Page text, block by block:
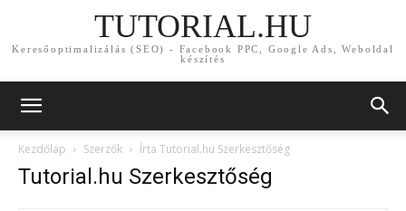
TUTORIAL.HU
Keresőoptimalizálás (SEO) - Facebook PPC, Google Ads, Weboldal
készítés
Kezdőlap Szerzők Írta Tutorial.hu Szerkesztőség
Tutorial.hu Szerkesztőség